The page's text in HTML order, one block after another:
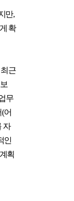
만,
확
최근
무
(어
자
인
획